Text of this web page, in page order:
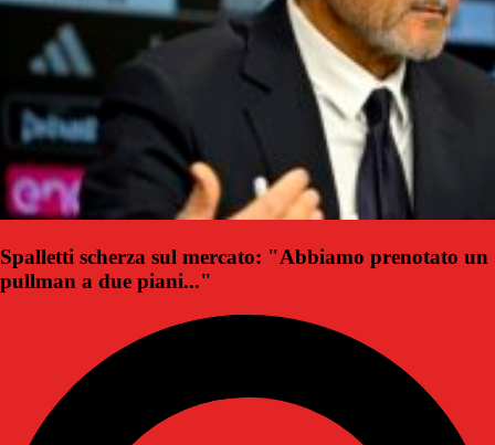
Spalletti scherza sul mercato: "Abbiamo prenotato un
pullman a due piani..."